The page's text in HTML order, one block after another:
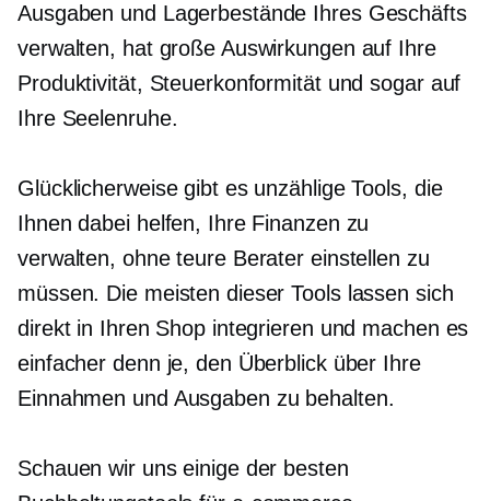
Ausgaben und Lagerbestände Ihres Geschäfts
verwalten, hat große Auswirkungen auf Ihre
Produktivität, Steuerkonformität und sogar auf
Ihre Seelenruhe.
Glücklicherweise gibt es unzählige Tools, die
Ihnen dabei helfen, Ihre Finanzen zu
verwalten, ohne teure Berater einstellen zu
müssen. Die meisten dieser Tools lassen sich
direkt in Ihren Shop integrieren und machen es
einfacher denn je, den Überblick über Ihre
Einnahmen und Ausgaben zu behalten.
Schauen wir uns einige der besten